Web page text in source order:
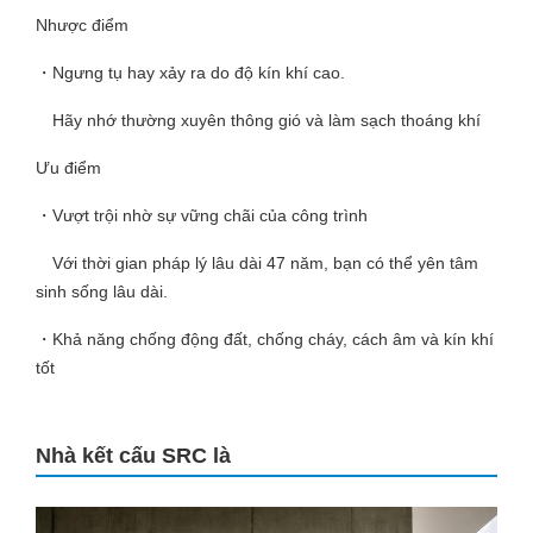
Nhược điểm
・Ngưng tụ hay xảy ra do độ kín khí cao.
Hãy nhớ thường xuyên thông gió và làm sạch thoáng khí
Ưu điểm
・Vượt trội nhờ sự vững chãi của công trình
Với thời gian pháp lý lâu dài 47 năm, bạn có thể yên tâm
sinh sống lâu dài.
・Khả năng chống động đất, chống cháy, cách âm và kín khí
tốt
Nhà kết cấu SRC là